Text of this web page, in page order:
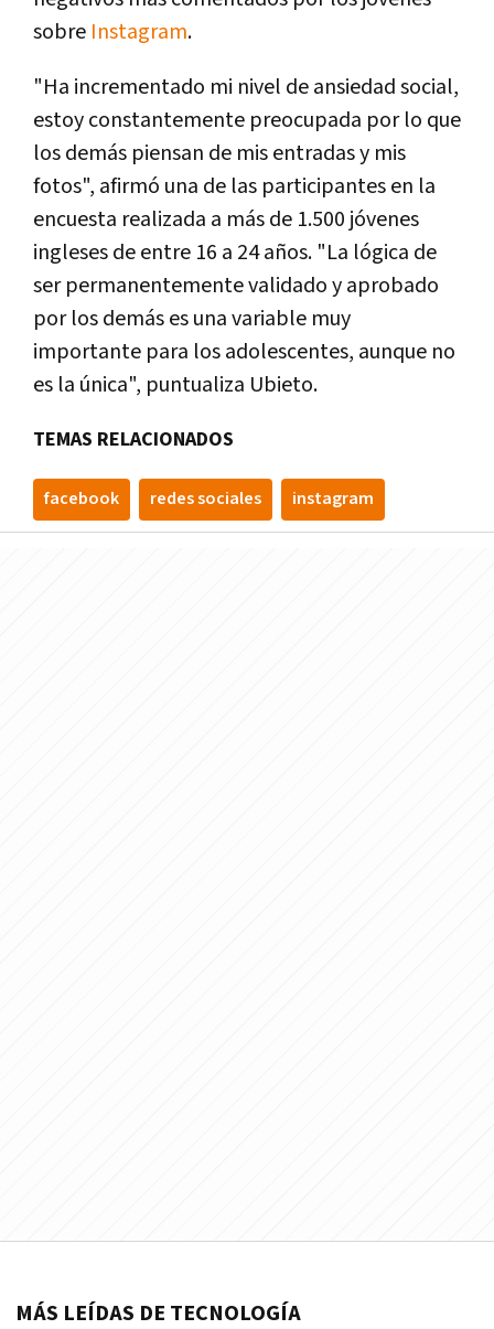
sobre Instagram.
"Ha incrementado mi nivel de ansiedad social,
estoy constantemente preocupada por lo que
los demás piensan de mis entradas y mis
fotos", afirmó una de las participantes en la
encuesta realizada a más de 1.500 jóvenes
ingleses de entre 16 a 24 años. "La lógica de
ser permanentemente validado y aprobado
por los demás es una variable muy
importante para los adolescentes, aunque no
es la única", puntualiza Ubieto.
TEMAS RELACIONADOS
facebook redes sociales instagram
MÁS LEÍDAS DE TECNOLOGÍA